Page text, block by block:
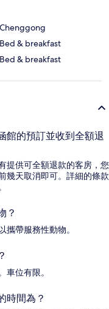
& breakfast
& breakfast
館的預訂並收到全額退
提供可全額退款的客房，您
幾天取消即可。詳細的條款
？
帶服務性動物。
位有限。
時間為？